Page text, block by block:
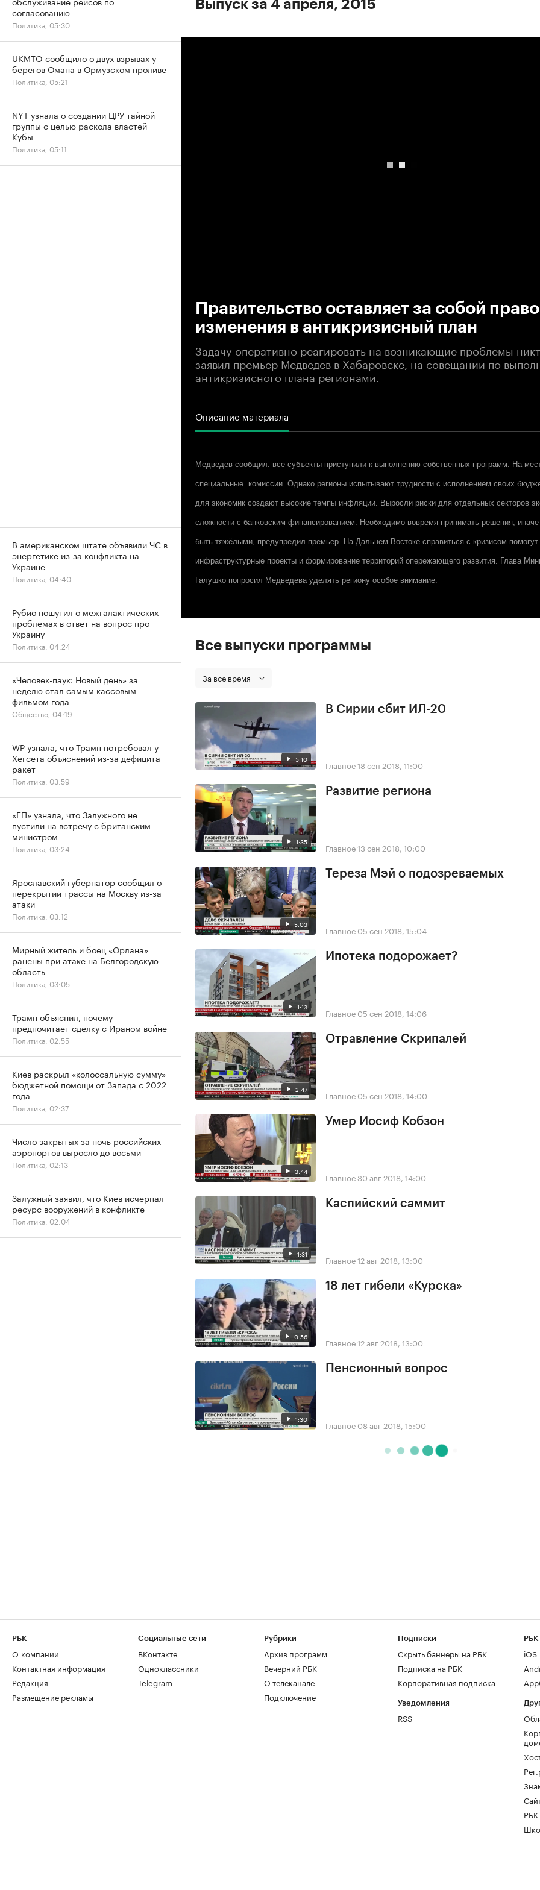
Выпуск за 4 апреля, 2015
Правительство оставляет за собой
изменения в антикризисный план
Задачу оперативно реагировать на возникающие проблемы
заявил премьер Медведев в Хабаровске, на совещании по
антикризисного плана регионами.
Описание материала
Медведев сообщил: все субъекты приступили к выполнению собственных программ. На
специальные комиссии. Однако регионы испытывают трудности с исполнением своих
для экономик создают высокие темпы инфляции. Выросли риски для отдельных секторов
сложности с банковским финансированием. Необходимо вовремя принимать решения, иначе
быть тяжёлыми, предупредил премьер. На Дальнем Востоке справиться с кризисом помогут
инфраструктурные проекты и формирование территорий опережающего развития. Глава
Галушко попросил Медведева уделять региону особое внимание.
Все выпуски программы
За все время
5:10
В Сирии сбит ИЛ-20
Главное18 сен 2018, 11:00
1:35
Развитие региона
Главное13 сен 2018, 10:00
5:03
Тереза Мэй о подозреваемых
Главное 05 сен 2018, 15:04
1:13
Ипотека подорожает?
Главное 05 сен 2018, 14:06
2:47
Отравление Скрипалей
Главное 05 сен 2018, 14:00
3:44
Умер Иосиф Кобзон
Главное30 авг 2018, 14:00
1:31
Каспийский саммит
Главное12 авг 2018, 13:00
0:56
18 лет гибели «Курска»
Главное12 авг 2018, 13:00
1:30
Пенсионный вопрос
Главное 08 авг 2018, 15:00
согласованию
Политика, 05:30
UKMTO сообщило о двух взрывах у
берегов Омана в Ормузском проливе
Политика, 05:21
NYT узнала о создании ЦРУ тайной
группы с целью раскола властей
Кубы
Политика, 05:11
В американском штате объявили ЧС в
энергетике из-за конфликта на
Украине
Политика, 04:40
Рубио пошутил о межгалактических
проблемах в ответ на вопрос про
Украину
Политика, 04:24
«Человек-паук: Новый день» за
неделю стал самым кассовым
фильмом года
Общество, 04:19
WP узнала, что Трамп потребовал у
Хегсета объяснений из-за дефицита
ракет
Политика, 03:59
«ЕП» узнала, что Залужного не
пустили на встречу с британским
министром
Политика, 03:24
Ярославский губернатор сообщил о
перекрытии трассы на Москву из-за
атаки
Политика, 03:12
Мирный житель и боец «Орлана»
ранены при атаке на Белгородскую
область
Политика, 03:05
Трамп объяснил, почему
предпочитает сделку с Ираном войне
Политика, 02:55
Киев раскрыл «колоссальную сумму»
бюджетной помощи от Запада с 2022
года
Политика, 02:37
Число закрытых за ночь российских
аэропортов выросло до восьми
Политика, 02:13
Залужный заявил, что Киев исчерпал
ресурс вооружений в конфликте
Политика, 02:04
РБК
О компании
Контактная информация
Редакция
Размещение рекламы
Социальные сети
ВКонтакте
Одноклассники
Telegram
Рубрики
Архив программ
Вечерний РБК
О телеканале
Подключение
Подписки
Скрыть баннеры на РБК
Подписка на РБК
Корпоративная подписка
Уведомления
RSS
РБК
iOS